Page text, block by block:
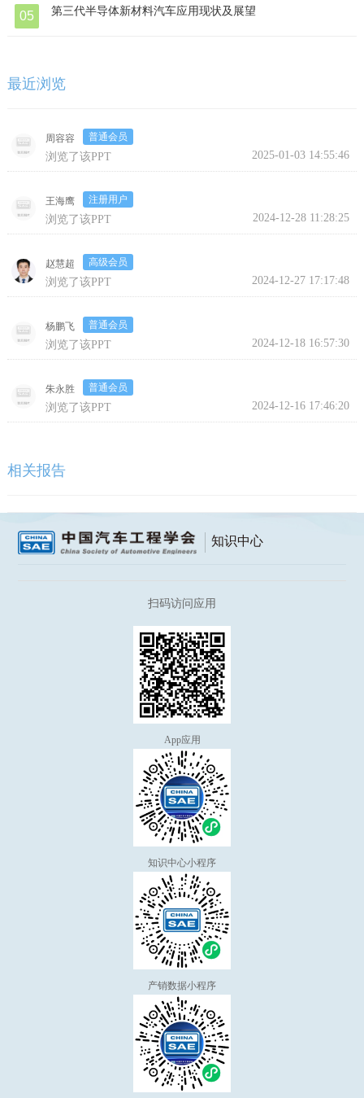
05 第三代半导体新材料汽车应用现状及展望
最近浏览
周容容 普通会员
浏览了该PPT 2025-01-03 14:55:46
王海鹰 注册用户
浏览了该PPT 2024-12-28 11:28:25
赵慧超 高级会员
浏览了该PPT 2024-12-27 17:17:48
杨鹏飞 普通会员
浏览了该PPT 2024-12-18 16:57:30
朱永胜 普通会员
浏览了该PPT 2024-12-16 17:46:20
相关报告
知识中心
扫码访问应用
App应用
知识中心小程序
产销数据小程序